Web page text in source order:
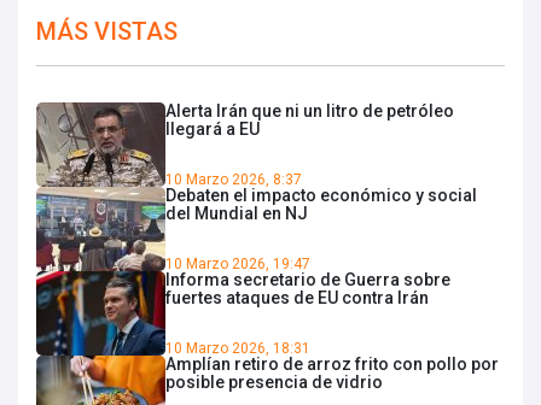
MÁS VISTAS
Alerta Irán que ni un litro de petróleo
llegará a EU
10 Marzo 2026, 8:37
Debaten el impacto económico y social
del Mundial en NJ
10 Marzo 2026, 19:47
Informa secretario de Guerra sobre
fuertes ataques de EU contra Irán
10 Marzo 2026, 18:31
Amplían retiro de arroz frito con pollo por
posible presencia de vidrio